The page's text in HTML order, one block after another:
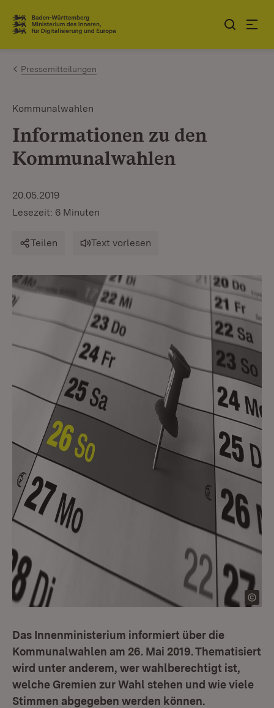
Zum Inhalt springen
Link zur Startseite
Pressemitteilungen
Kommunalwahlen
Informationen zu den
Kommunalwahlen
20.05.2019
Lesezeit: 6 Minuten
Teilen Text vorlesen
Das Innenministerium informiert über die
Kommunalwahlen am 26. Mai 2019. Thematisiert
wird unter anderem, wer wahlberechtigt ist,
welche Gremien zur Wahl stehen und wie viele
Stimmen abgegeben werden können.